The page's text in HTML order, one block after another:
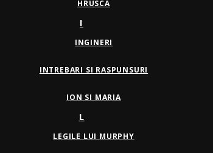
HRUSCA
I
INGINERI
INTREBARI SI RASPUNSURI
ION SI MARIA
L
LEGILE LUI MURPHY